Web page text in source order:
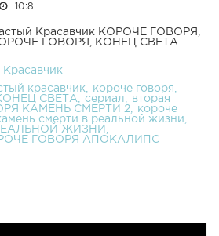
10:8
Красавчик КОРОЧЕ ГОВОРЯ,
ГОВОРЯ, КОНЕЦ СВЕТА
красавчик
короче говоря
СВЕТА сериал
вторая
КАМЕНЬ СМЕРТИ 2
короче
смерти в реальной жизни
ЖИЗНИ
ГОВОРЯ АПОКАЛИПС